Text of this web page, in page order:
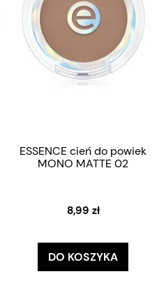
ESSENCE cień do powiek
MONO MATTE 02
8,99 zł
DO KOSZYKA